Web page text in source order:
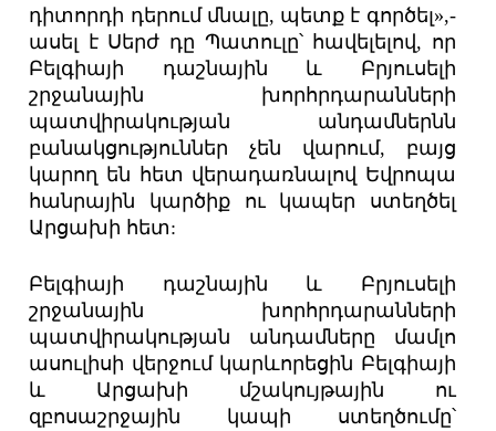
դիտորդի դերում մնալը, պետք է գործել»,-
ասել է Սերժ դը Պատուլը՝ հավելելով, որ
Բելգիայի դաշնային և Բրյուսելի
շրջանային խորհրդարանների
պատվիրակության անդամներնն
բանակցություններ չեն վարում, բայց
կարող են հետ վերադառնալով Եվրոպա
հանրային կարծիք ու կապեր ստեղծել
Արցախի հետ:
Բելգիայի դաշնային և Բրյուսելի
շրջանային խորհրդարանների
պատվիրակության անդամները մամլո
ասուլիսի վերջում կարևորեցին Բելգիայի
և Արցախի մշակույթային ու
զբոսաշրջային կապի ստեղծումը՝